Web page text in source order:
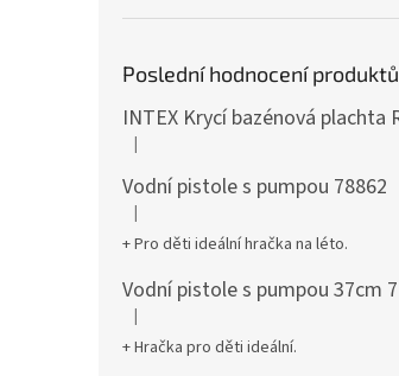
Poslední hodnocení produktů
Hodnocení produktu je 5 z 5 hvězdiček.
|
Vodní pistole s pumpou 78862
Hodnocení produktu je 5 z 5 hvězdiček.
|
+ Pro děti ideální hračka na léto.
Hodnocení produktu je 5 z 5 hvězdiček.
|
+ Hračka pro děti ideální.